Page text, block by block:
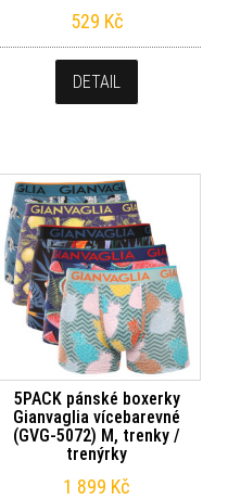
529 Kč
DETAIL
5PACK pánské boxerky
Gianvaglia vícebarevné
(GVG-5072) M, trenky /
trenýrky
1 899 Kč